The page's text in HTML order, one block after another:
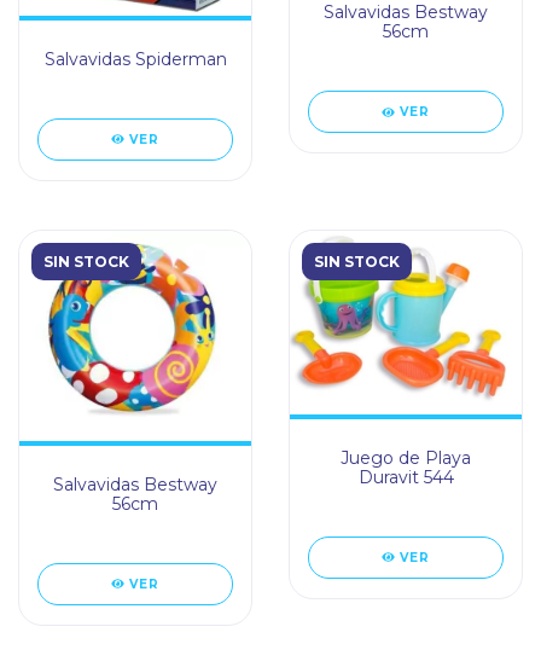
Salvavidas Spiderman
VER
Salvavidas Bestway
56cm
VER
SIN STOCK
Salvavidas Bestway
56cm
VER
SIN STOCK
Juego de Playa
Duravit 544
VER